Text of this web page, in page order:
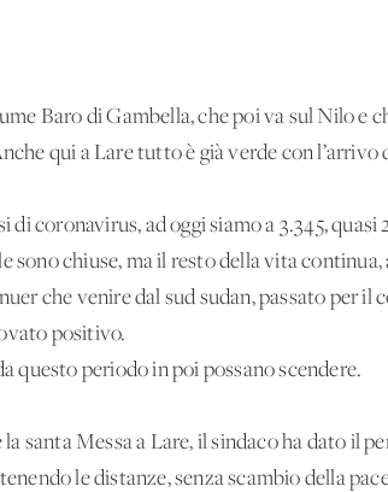
Baro di Gambella, che poi va sul Nilo e
qui a Lare tutto è già verde con l’arrivo
di coronavirus, ad oggi siamo a 3.345,
sono chiuse, ma il resto della vita continua,
che venire dal sud sudan, passato per il
positivo.
questo periodo in poi possano scendere.
santa Messa a Lare, il sindaco ha dato il
le distanze, senza scambio della